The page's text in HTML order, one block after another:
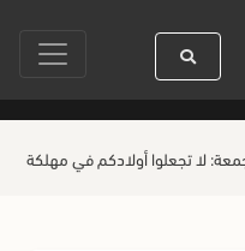
حياة القلوب وصحتها بالعمل